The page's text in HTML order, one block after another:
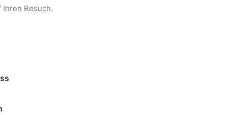
Besuch.